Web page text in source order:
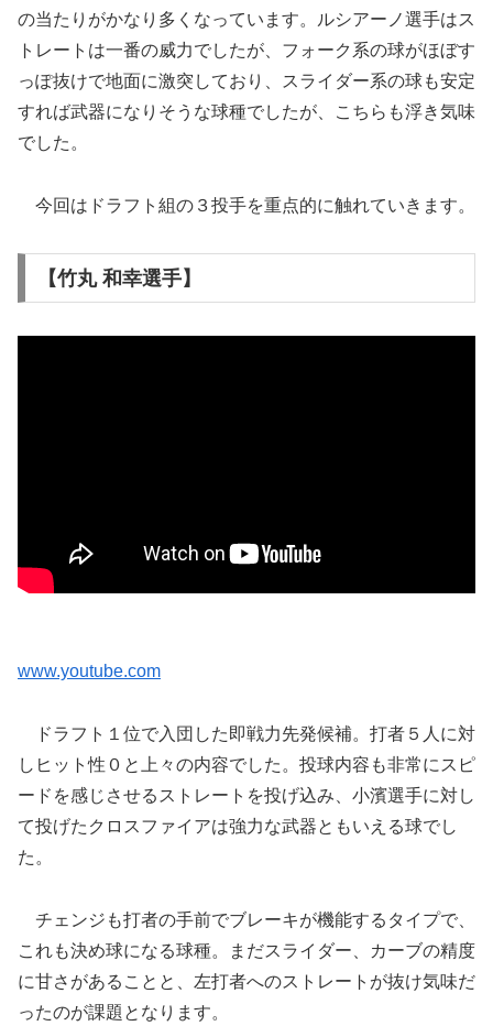
の当たりがかなり多くなっています。ルシアーノ選手はス
トレートは一番の威力でしたが、フォーク系の球がほぼす
っぽ抜けで地面に激突しており、スライダー系の球も安定
すれば武器になりそうな球種でしたが、こちらも浮き気味
でした。
今回はドラフト組の３投手を重点的に触れていきます。
【竹丸 和幸選手】
www.youtube.com
ドラフト１位で入団した即戦力先発候補。打者５人に対
しヒット性０と上々の内容でした。投球内容も非常にスピ
ードを感じさせるストレートを投げ込み、小濱選手に対し
て投げたクロスファイアは強力な武器ともいえる球でし
た。
チェンジも打者の手前でブレーキが機能するタイプで、
これも決め球になる球種。まだスライダー、カーブの精度
に甘さがあることと、左打者へのストレートが抜け気味だ
ったのが課題となります。